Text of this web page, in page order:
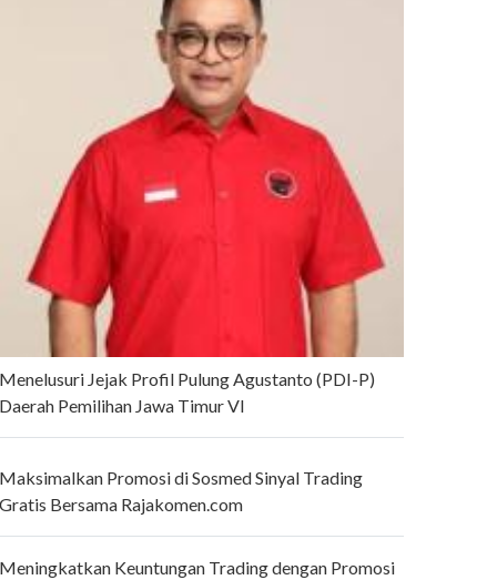
Jejak Profil Pulung Agustanto (PDI-P)
Pemilihan Jawa Timur VI
Promosi di Sosmed Sinyal Trading
Bersama Rajakomen.com
Keuntungan Trading dengan Promosi